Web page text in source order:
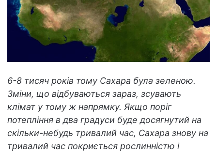
6-8 тисяч років тому Сахара була зеленою.
Зміни, що відбуваються зараз, зсувають
клімат у тому ж напрямку. Якщо поріг
потепління в два градуси буде досягнутий на
скільки-небудь тривалий час, Сахара знову на
тривалий час покриється рослинністю і